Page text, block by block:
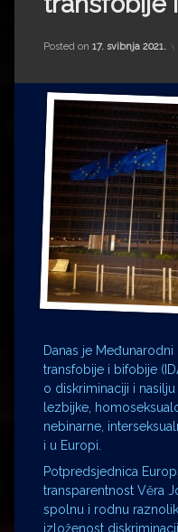
Impressum
Milenko Strižak
Drugi autori
Drugi autori
Matea Andrić
Ljiljana Lekanić-Kljaić
Željko Krznarić
Mario Lovreković
Miroslav Šantek
Posted on 17. svibnja 2021.
Danas je
transfobije i bifobije
o diskriminaciji i
lezbijke,
nebinarne,
i u Europi.
Potpredsjednica
transparentnost Věra
spolnu i rodnu
izloženost